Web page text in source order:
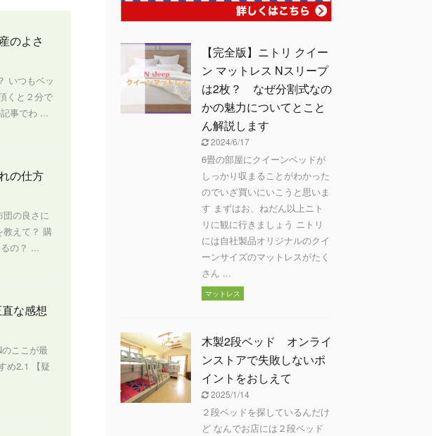
のよさ
いつもベッ
くと２分で
事でわ ...
の仕方
の良さに
教えて？ 購
の？ ...
な感想
ここが最
め2.1 【疑
【完全版】ニトリ クイー
ン マットレス Nスリープ
は2枚？ なぜ分割式なの
かの魅力についてとこと
ん解説します
2024/6/17
6畳の部屋にクイーンベッドが
しっかり収まることがわかった
のでいざ買いにいこうと思いま
す まずはお、ねだん以上ニト
リに観に行きましょう ニトリ
には自社製品オリジナルのクイ
ーンサイズのマットレスがたく
さん ...
マットレス
木製2段ベッド オンライ
ンストアで失敗しないポ
イントをおしえて
2025/1/14
２段ベッドを探しているんだけ
ど なんでお店には２段ベッド